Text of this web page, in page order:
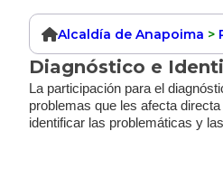
Alcaldía de Anapoima >
Diagnóstico e
La participación para el
problemas que les afecta
identificar las problemáticas y